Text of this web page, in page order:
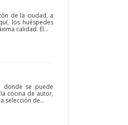
de la ciudad, a
los huéspedes
calidad. El...
donde se puede
cocina de autor,
selección de...